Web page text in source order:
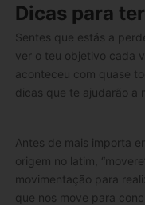
Dicas para
Sentes que estás a
ver o teu objetivo cada
aconteceu com quase
dicas que te ajudarão a
Antes de mais importa
origem no latim,
movimentação para
que nos move para